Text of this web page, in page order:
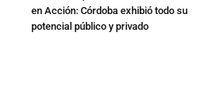
en Acción: Córdoba exhibió todo su
potencial público y privado